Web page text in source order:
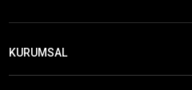
KURUMSAL